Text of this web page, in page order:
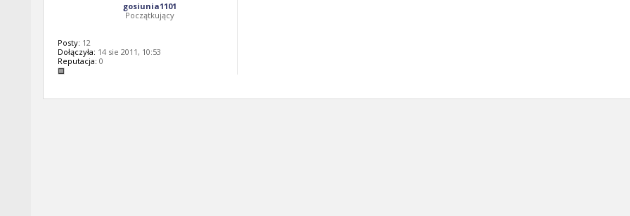
gosiunia1101
Początkujący
Posty: 12
Dołączyła: 14 sie 2011, 10:53
Reputacja: 0